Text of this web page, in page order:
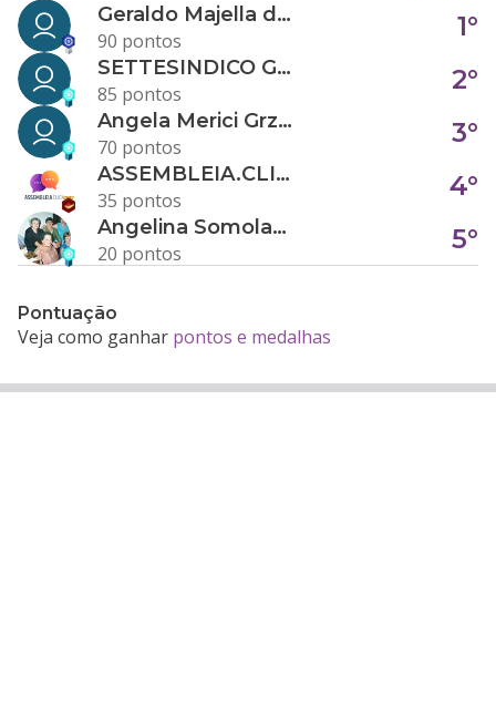
Geraldo Majella da Silva
90 pontos
1°
SETTESINDICO GOVERNANÇA CONDOMINIAL
85 pontos
2°
Angela Merici Grzybowski
70 pontos
3°
ASSEMBLEIA.CLICK
35 pontos
4°
Angelina Somolanji R. Oliveira
20 pontos
5°
Pontuação
Veja como ganhar pontos e medalhas